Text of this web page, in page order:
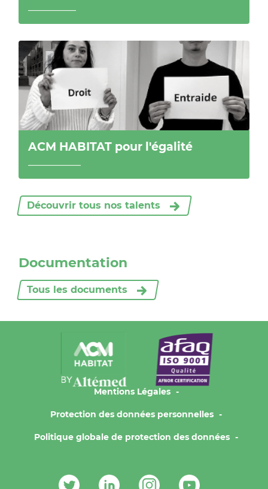
ACM HABITAT pour l'égalité
Découvrir tous nos talents
Documentation
Tous les documents
Mentions Légales
Protection des données personnelles
Politique globale de protection des données